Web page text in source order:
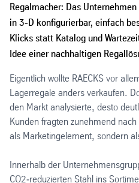
Regalmacher: Das
in 3-D konfigurierbar, einfach
Klicks statt Katalog und
Idee einer nachhaltigen
Eigentlich wollte RAECKS vor
Lagerregale anders verkaufen.
den Markt analysierte, desto
Kunden fragten zunehmend
als Marketingelement, sondern
Innerhalb der
CO2‑reduzierten Stahl ins